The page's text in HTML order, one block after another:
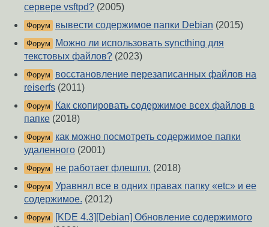
сервере vsftpd? (2005)
Форум вывести содержимое папки Debian (2015)
Форум
Можно ли использовать syncthing для
текстовых файлов? (2023)
Форум
восстановление перезаписанных файлов на
reiserfs (2011)
Форум
Как скопировать содержимое всех файлов в
папке (2018)
Форум
как можно посмотреть содержимое папки
удаленного (2001)
Форум не работает флешпл. (2018)
Форум Уравнял все в одних правах папку «etc» и ее
содержимое. (2012)
Форум
[KDE 4.3][Debian] Обновление содержимого